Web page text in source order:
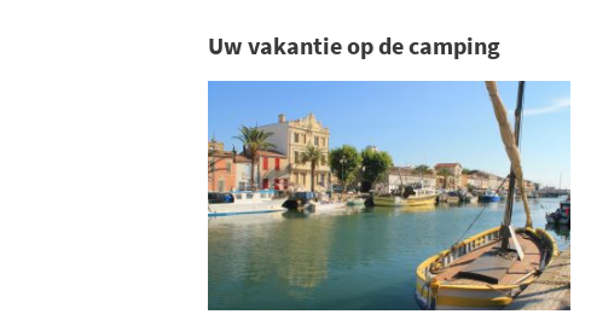
Uw vakantie op de camping